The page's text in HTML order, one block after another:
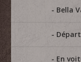
Bella
En